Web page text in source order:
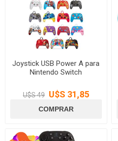
Joystick USB Power A para
Nintendo Switch
U$S 49 U$S 31,85